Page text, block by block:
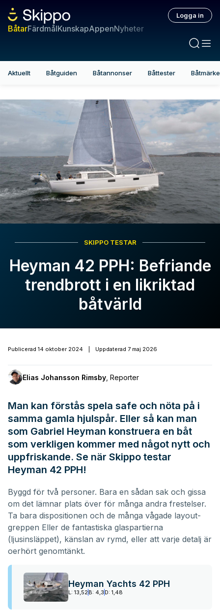
BåtarFärdmålKunskapAppenNyheter
Logga in
Aktuellt Båtguiden Båtannonser Båttester
SKIPPO TESTAR
Heyman 42 PPH: Befriande
trendbrott i en likriktad
båtvärld
Publicerad 14 oktober 2024 Uppdaterad 7 maj 2026
Elias Johansson Rimsby Reporter
Man kan förstås spela safe och nöta på i
samma gamla hjulspår. Eller så kan man
som Gabriel Heyman konstruera en båt
som verkligen kommer med något nytt och
uppfriskande. Se när Skippo testar
Heyman 42 PPH!
Byggd för två personer. Bara en sådan sak och gissa
om det lämnar plats över för många andra frestelser.
Ta bara dispositionen och de många vågade layout-
greppen Eller de fantastiska glaspartierna
(ljusinsläppet), känslan av rymd, eller att varje detalj är
oerhört genomtänkt.
Heyman Yachts 42 PPH
L: 13,52 B: 4,3 D: 1,48